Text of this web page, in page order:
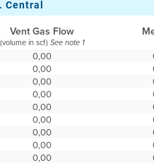
Central
Vent Gas Flow
(volume in scf) See note 1
0,00
0,00
0,00
0,00
0,00
0,00
0,00
0,00
0,00